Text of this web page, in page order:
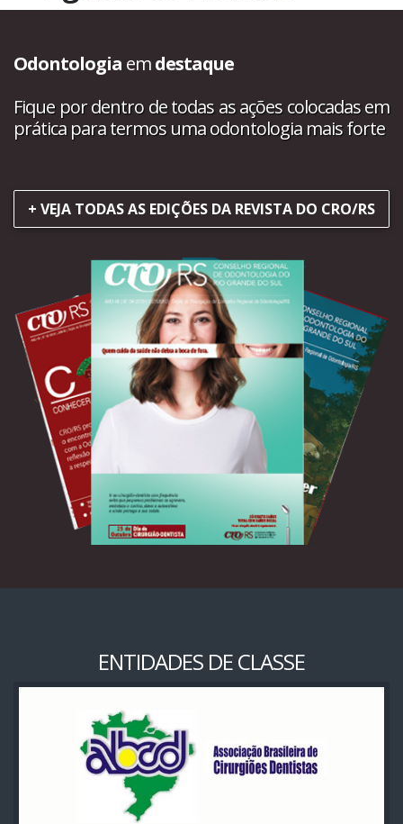
Odontologia emdestaque
Fique por dentro de todas as ações colocadas em
prática para termos uma odontologia mais forte
+ VEJA TODAS AS EDIÇÕES DA REVISTA DO CRO/RS
ENTIDADES DE CLASSE